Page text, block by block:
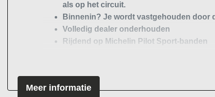
als op het circuit.
Binnenin? Je wordt vastgehouden door
Volledig dealer onderhouden
Rijdend op Michelin Pilot Sport-banden
het gevoel van een sperdiff die zijn werk doet
Meer informatie